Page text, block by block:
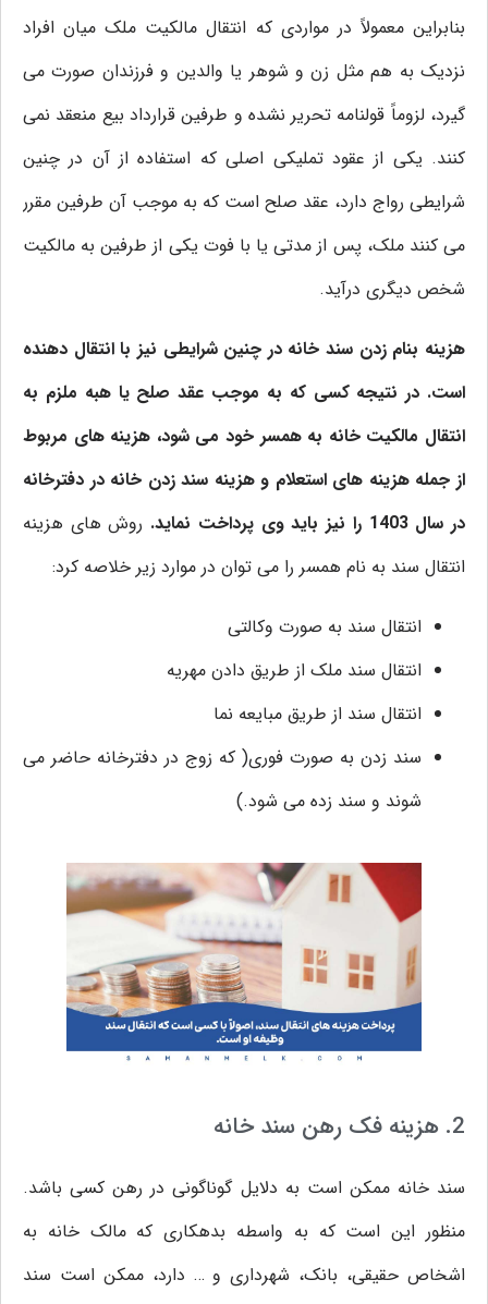
بنابراین معمولاً در مواردی که انتقال مالکیت ملک میان افراد
نزدیک به هم مثل زن و شوهر یا والدین و فرزندان صورت می
گیرد، لزوماً قولنامه تحریر نشده و طرفین قرارداد بیع منعقد نمی
کنند. یکی از عقود تملیکی اصلی که استفاده از آن در چنین
شرایطی رواج دارد، عقد صلح است که به موجب آن طرفین مقرر
می کنند ملک، پس از مدتی یا با فوت یکی از طرفین به مالکیت
شخص دیگری درآید.
هزینه بنام زدن سند خانه در چنین شرایطی نیز با انتقال دهنده
است. در نتیجه کسی که به موجب عقد صلح یا هبه ملزم به
انتقال مالکیت خانه به همسر خود می شود، هزینه های مربوط
از جمله هزینه های استعلام و هزینه سند زدن خانه در دفترخانه
در سال 1403 را نیز باید وی پرداخت نماید.
روش های هزینه
انتقال سند به نام همسر را می توان در موارد زیر خلاصه کرد:
انتقال سند به صورت وکالتی
انتقال سند ملک از طریق دادن مهریه
انتقال سند از طریق مبایعه نما
سند زدن به صورت فوری( که زوج در دفترخانه حاضر می
شوند و سند زده می شود.)
2. هزینه فک رهن سند خانه
سند خانه ممکن است به دلایل گوناگونی در رهن کسی باشد.
منظور این است که به واسطه بدهکاری که مالک خانه به
اشخاص حقیقی، بانک، شهرداری و … دارد، ممکن است سند